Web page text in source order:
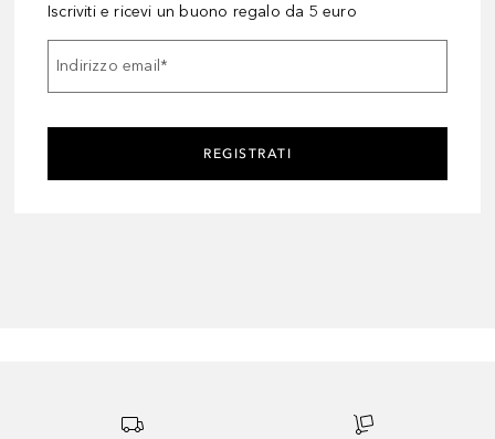
Iscriviti e ricevi un buono regalo da 5 euro
Indirizzo email*
REGISTRATI